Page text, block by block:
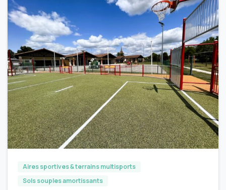
3
Aires sportives & terrains multisports
Sols souples amortissants